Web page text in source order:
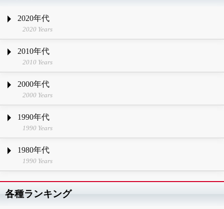
2020年代
2020 Years
2010年代
2010 Years
2000年代
2000 Years
1990年代
1990 Years
1980年代
1990 Years
各種ランキング